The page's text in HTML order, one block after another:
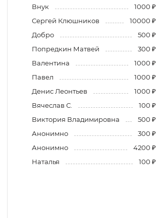
Внук
1000 ₽
Сергей Клюшников
10000 ₽
Добро
500 ₽
Попредкин Матвей
300 ₽
Валентина
1000 ₽
Павел
1000 ₽
Денис Леонтьев
1000 ₽
Вячеслав С.
100 ₽
Виктория Владимировна
500 ₽
Анонимно
300 ₽
Анонимно
4200 ₽
Наталья
100 ₽